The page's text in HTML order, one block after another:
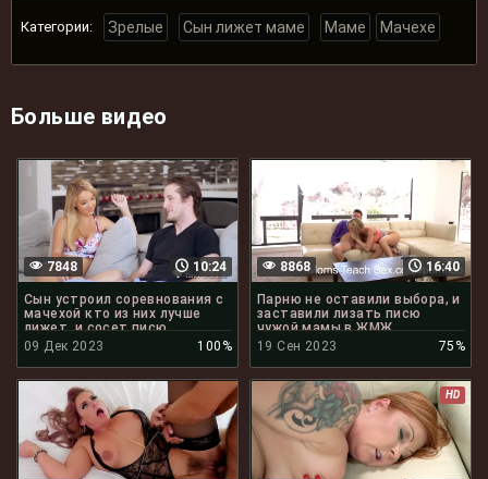
Категории: Зрелые Сын лижет маме Маме Мачехе
Больше видео
10:24
7848
Сын устроил соревнования с
мачехой кто из них лучше
лижет, и сосет писю
09 Дек 2023
100%
16:40
8868
Парню не оставили выбора, и
заставили лизать писю
чужой мамы в ЖМЖ
19 Сен 2023
75%
HD